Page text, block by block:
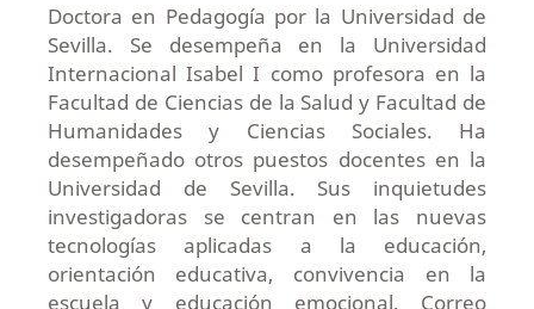
Doctora en Pedagogía por la Universidad de
Sevilla. Se desempeña en la Universidad
Internacional Isabel I como profesora en la
Facultad de Ciencias de la Salud y Facultad de
Humanidades y Ciencias Sociales. Ha
desempeñado otros puestos docentes en la
Universidad de Sevilla. Sus inquietudes
investigadoras se centran en las nuevas
tecnologías aplicadas a la educación,
orientación educativa, convivencia en la
escuela y educación emocional. Correo